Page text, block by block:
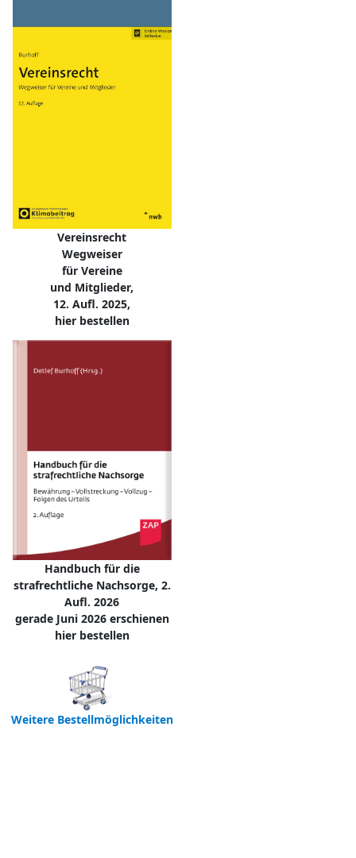
Vereinsrecht
Wegweiser
für Vereine
und Mitglieder,
12. Aufl. 2025,
hier bestellen
Handbuch für die
strafrechtliche Nachsorge, 2.
Aufl. 2026
gerade Juni 2026 erschienen
hier bestellen
Weitere Bestellmöglichkeiten